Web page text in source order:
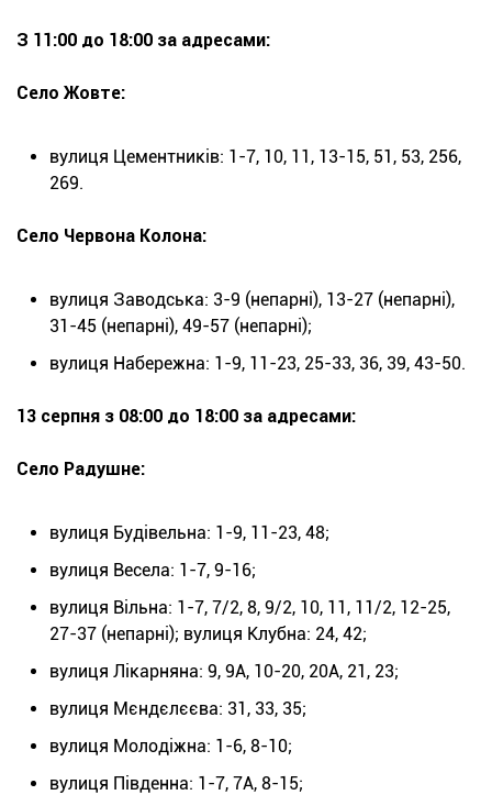
З 11:00 до 18:00 за адресами:
Село Жовте:
вулиця Цементників: 1-7, 10, 11, 13-15, 51, 53, 256,
269.
Село Червона Колона:
вулиця Заводська: 3-9 (непарні), 13-27 (непарні),
31-45 (непарні), 49-57 (непарні);
вулиця Набережна: 1-9, 11-23, 25-33, 36, 39, 43-50.
13 серпня з 08:00 до 18:00 за адресами:
Село Радушне:
вулиця Будівельна: 1-9, 11-23, 48;
вулиця Весела: 1-7, 9-16;
вулиця Вільна: 1-7, 7/2, 8, 9/2, 10, 11, 11/2, 12-25,
27-37 (непарні); вулиця Клубна: 24, 42;
вулиця Лікарняна: 9, 9А, 10-20, 20А, 21, 23;
вулиця Мєндєлєєва: 31, 33, 35;
вулиця Молодіжна: 1-6, 8-10;
вулиця Південна: 1-7, 7А, 8-15;